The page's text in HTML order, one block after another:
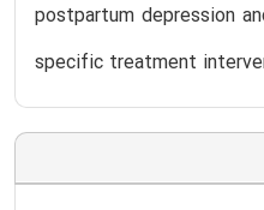
postpartum depression
specific treatment